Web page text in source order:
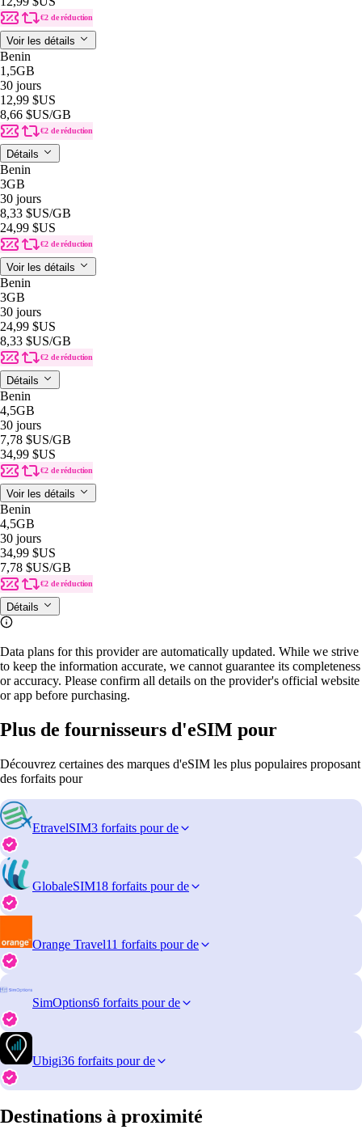
€2 de réduction
Voir les détails
Benin
1,5GB
30 jours
12,99 $US
8,66 $US/GB
€2 de réduction
Détails
Benin
3GB
30 jours
8,33 $US/GB
24,99 $US
€2 de réduction
Voir les détails
Benin
3GB
30 jours
24,99 $US
8,33 $US/GB
€2 de réduction
Détails
Benin
4,5GB
30 jours
7,78 $US/GB
34,99 $US
€2 de réduction
Voir les détails
Benin
4,5GB
30 jours
34,99 $US
7,78 $US/GB
€2 de réduction
Détails
Data plans for this provider are automatically updated. While we strive
to keep the information accurate, we cannot guarantee its completeness
or accuracy. Please confirm all details on the provider's official website
or app before purchasing.
Plus de fournisseurs d'eSIM pour
Découvrez certaines des marques d'eSIM les plus populaires proposant
des forfaits pour
EtravelSIM3 forfaits pour de
GlobaleSIM18 forfaits pour de
Orange Travel11 forfaits pour de
SimOptions6 forfaits pour de
Ubigi36 forfaits pour de
Destinations à proximité